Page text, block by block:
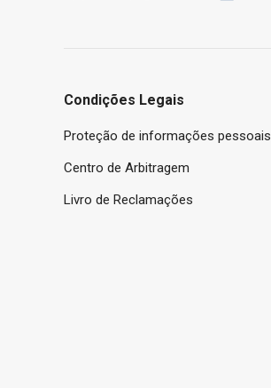
Condições Legais
Proteção de informações pessoais
Centro de Arbitragem
Livro de Reclamações